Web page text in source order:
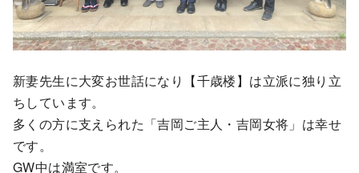
新妻先生に大変お世話になり【千歳楼】は立派に独り立
ちしています。
多くの方に支えられた「吉岡ご主人・吉岡女将」は幸せ
です。
GW中は満室です。